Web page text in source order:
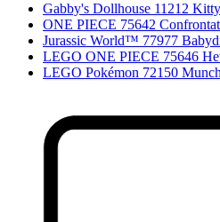
Gabby's Dollhouse 11212
ONE PIECE 75642
Jurassic World™ 77977
LEGO ONE PIECE 75646
LEGO Pokémon 72150